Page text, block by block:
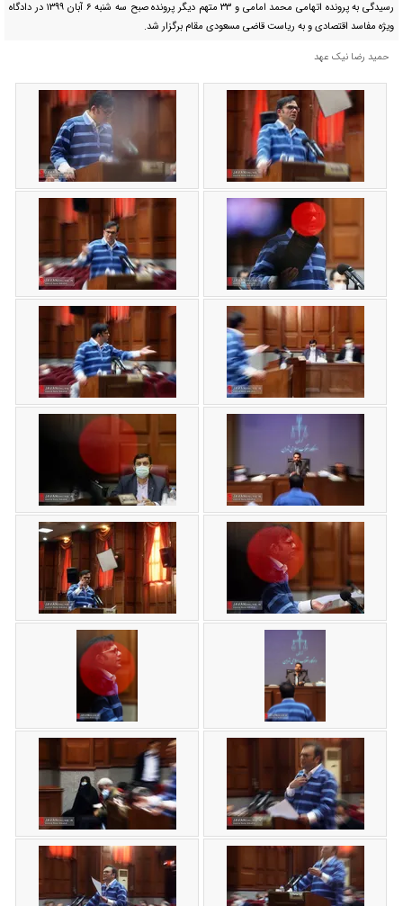
رسیدگی به پرونده اتهامی محمد امامی و ۳۳ متهم دیگر پرونده صبح سه شنبه ۶ آبان ۱۳۹۹ در دادگاه
ویژه مفاسد اقتصادی و به ریاست قاضی مسعودی مقام برگزار شد.
حمید رضا نیک عهد